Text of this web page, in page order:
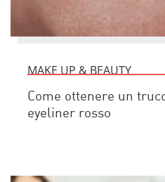
MAKE UP & BEAUTY
Come ottenere un
eyeliner rosso